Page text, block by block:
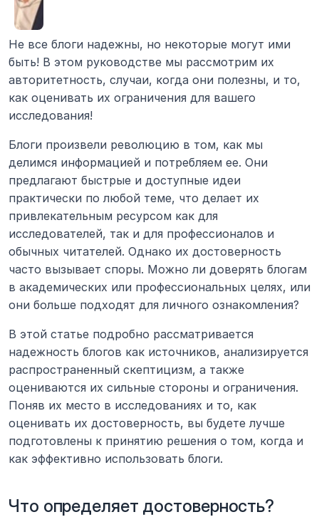
Не все блоги надежны, но некоторые могут ими
быть! В этом руководстве мы рассмотрим их
авторитетность, случаи, когда они полезны, и то,
как оценивать их ограничения для вашего
исследования!
Блоги произвели революцию в том, как мы
делимся информацией и потребляем ее. Они
предлагают быстрые и доступные идеи
практически по любой теме, что делает их
привлекательным ресурсом как для
исследователей, так и для профессионалов и
обычных читателей. Однако их достоверность
часто вызывает споры. Можно ли доверять блогам
в академических или профессиональных целях, или
они больше подходят для личного ознакомления?
В этой статье подробно рассматривается
надежность блогов как источников, анализируется
распространенный скептицизм, а также
оцениваются их сильные стороны и ограничения.
Поняв их место в исследованиях и то, как
оценивать их достоверность, вы будете лучше
подготовлены к принятию решения о том, когда и
как эффективно использовать блоги.
Что определяет достоверность?